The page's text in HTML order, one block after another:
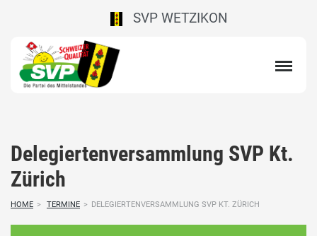
SVP WETZIKON
Delegiertenversammlung SVP Kt.
Zürich
HOME > TERMINE > DELEGIERTENVERSAMMLUNG SVP KT. ZÜRICH